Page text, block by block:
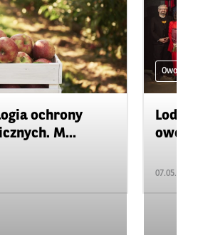
ochrony
M...
Owoce
Lody
07.05.2026